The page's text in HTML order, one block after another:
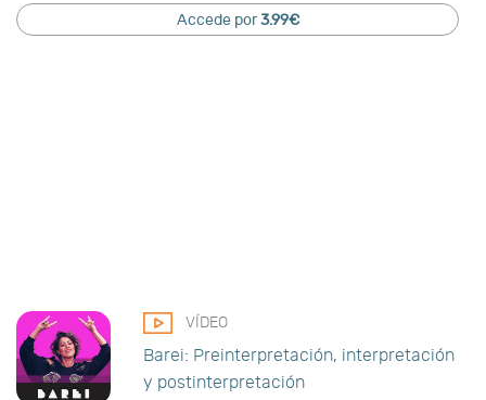
Accede por3.99€
VÍDEO
Barei: Preinterpretación, interpretación
y postinterpretación